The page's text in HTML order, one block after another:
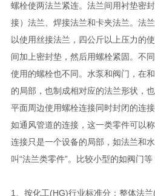
螺栓使两法兰紧连。法兰间用衬垫密
接）法兰、焊接法兰和卡夹法兰。法
以使用丝接法兰，四公斤以上压力的
间加上密封垫，然后用螺栓紧固。不
使用的螺栓也不同。水泵和阀门，在
的局部，也制成相对应的法兰形状，
平面周边使用螺栓连接同时封闭的连接
如通风管道的连接，这一类零件可以
连接只是一个设备的局部，如法兰和
叫“法兰类零件”。比较小型的如阀门等
1、按化工(HG)行业标准分：整体法